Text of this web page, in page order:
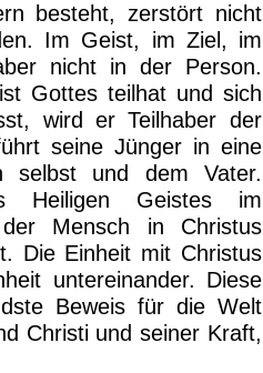
besteht, zerstört nicht
Im Geist, im Ziel, im
nicht in der Person.
Gottes teilhat und sich
wird er Teilhaber der
seine Jünger in eine
selbst und dem Vater.
Heiligen Geistes im
Mensch in Christus
Die Einheit mit Christus
untereinander. Diese
Beweis für die Welt
Christi und seiner Kraft,